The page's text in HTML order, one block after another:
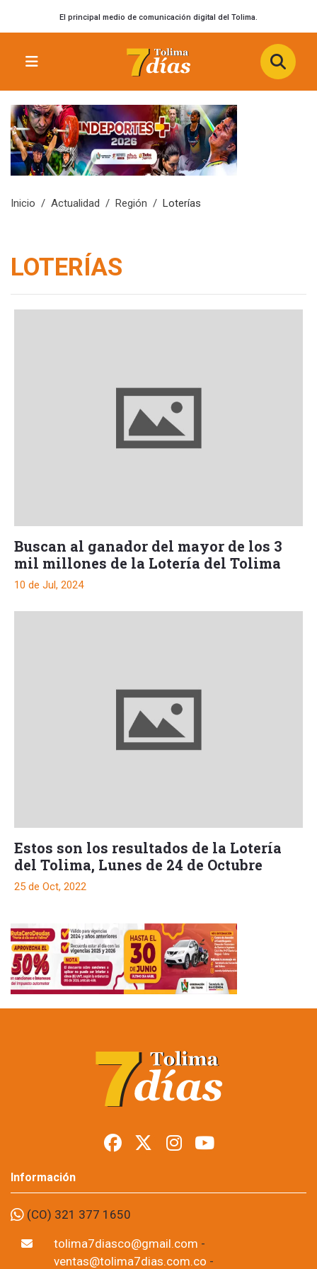
El principal medio de comunicación digital del Tolima.
Inicio Actualidad Región Loterías
LOTERÍAS
Buscan al ganador del mayor de los 3
mil millones de la Lotería del Tolima
10 de Jul, 2024
Estos son los resultados de la Lotería
del Tolima, Lunes de 24 de Octubre
25 de Oct, 2022
Información
(CO) 321 377 1650
tolima7diasco@gmail.com -
ventas@tolima7dias.com.co -